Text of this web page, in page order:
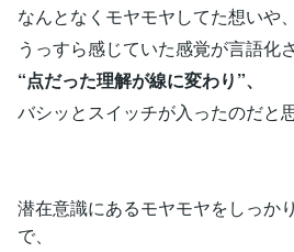
なんとなくモヤモヤしてた想いや、
うっすら感じていた感覚が言語化さ
“点だった理解が線に変わり”、
バシッとスイッチが入ったのだと
潜在意識にあるモヤモヤをしっか
で、